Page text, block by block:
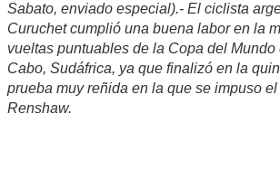
Sabato, enviado especial).- El ciclista
Curuchet cumplió una buena labor en la
vueltas puntuables de la Copa del
Cabo, Sudáfrica, ya que finalizó en la
prueba muy reñida en la que se impuso
Renshaw.